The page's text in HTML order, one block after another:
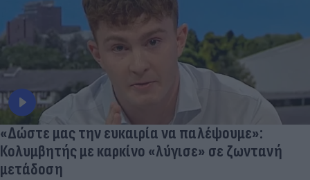
«Δώστε μας την ευκαιρία να παλέψουμε»:
Κολυμβητής με καρκίνο «λύγισε» σε ζωντανή
μετάδοση